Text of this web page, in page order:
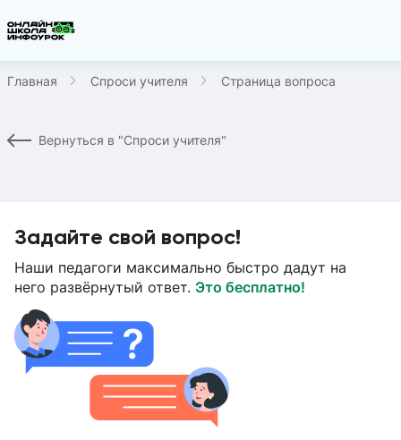
Главная Спроси учителя Страница вопроса
Вернуться в "Спроси учителя"
Задайте свой вопрос!
Наши педагоги максимально быстро дадут на
него развёрнутый ответ. Это бесплатно!